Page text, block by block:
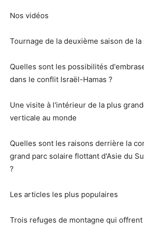
Nos vidéos
Tournage de la deuxième saison de
Quelles sont les possibilités
dans le conflit Israël-Hamas ?
Une visite à l'intérieur de la plus
verticale au monde
Quelles sont les raisons derrière la
grand parc solaire flottant d'Asie du
?
Les articles les plus populaires
Trois refuges de montagne qui